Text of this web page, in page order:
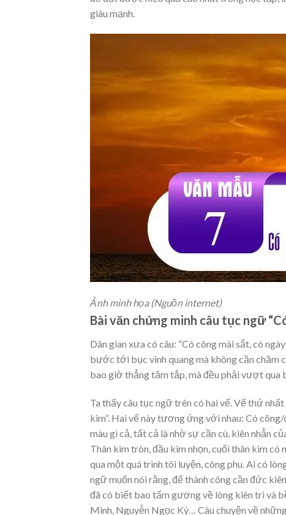
giàu mạnh.
Ảnh minh họa (Nguồn internet)
Bài văn chứng minh câu tục ngữ
Dân gian xưa có câu: “Có công mài sắt, có
bước tới bục vinh quang mà không cần chăm
bao giờ thẳng tăm tắp, mà đều phải vượt qua
Ta thấy câu tục ngữ trên có hai vế. Vế thứ
kim”. Hai vế này tương ứng với nhau: Có
màu gì cả, tất cả là nhờ sự cần cù, kiên nhẫn
Thân kim tròn, đầu kim nhọn, cuối thân kim
qua một quá trình tôi luyện, công phu. Ai có
ngữ muốn nói rằng, để thành công cần đức
đã có biết bao tấm gương về lòng kiên trì và
Minh, Nguyễn Ngọc Ký… Câu chuyện về